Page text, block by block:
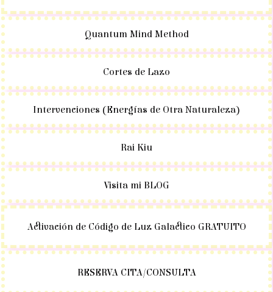
Quantum Mind Method
Cortes de Lazo
Intervenciones (Energías de Otra Naturaleza)
Rai Kiu
Visita mi BLOG
Activación de Código de Luz Galactico GRATUITO
RESERVA CITA/CONSULTA